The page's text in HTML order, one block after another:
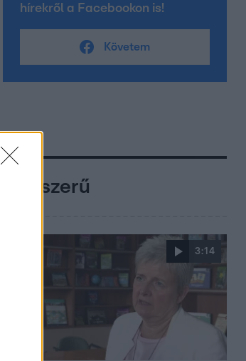
hírekről a Facebookon is!
Követem
Népszerű
3:14